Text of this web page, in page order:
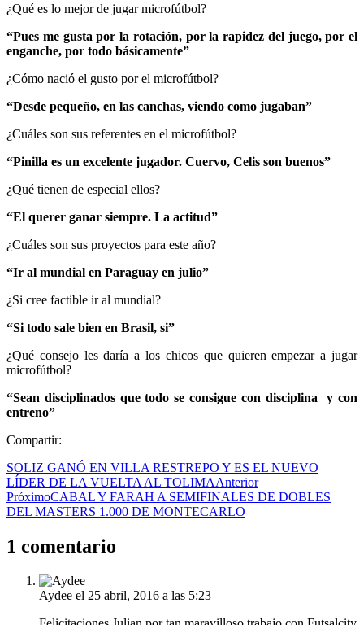
¿Qué es lo mejor de jugar microfútbol?
“Pues me gusta por la rotación, por la rapidez del juego, por el
enganche, por todo básicamente”
¿Cómo nació el gusto por el microfútbol?
“Desde pequeño, en las canchas, viendo como jugaban”
¿Cuáles son sus referentes en el microfútbol?
“Pinilla es un excelente jugador. Cuervo, Celis son buenos”
¿Qué tienen de especial ellos?
“El querer ganar siempre. La actitud”
¿Cuáles son sus proyectos para este año?
“Ir al mundial en Paraguay en julio”
¿Si cree factible ir al mundial?
“Si todo sale bien en Brasil, si”
¿Qué consejo les daría a los chicos que quieren empezar a jugar
microfútbol?
“Sean disciplinados que todo se consigue con disciplina y con
entreno”
Compartir:
SOLIZ GANÓ EN VILLA RESTREPO Y ES EL NUEVO
LÍDER DE LA VUELTA AL TOLIMAAnterior
PróximoCABAL Y FARAH A SEMIFINALES DE DOBLES
DEL MASTERS 1.000 DE MONTECARLO
1 comentario
Aydee el 25 abril, 2016 a las 5:23